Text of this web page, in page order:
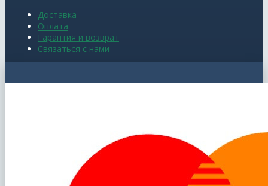
Доставка
Оплата
Гарантия и возврат
Связаться с нами